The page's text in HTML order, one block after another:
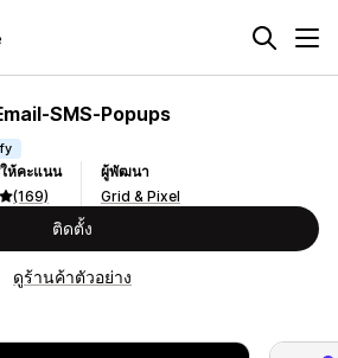
ห้คะแนน
(169)
ผู้พัฒนา
Grid & Pixel
ติดตั้ง
ดูร้านค้าตัวอย่าง